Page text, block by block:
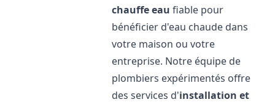
chauffe eau fiable pour
bénéficier d'eau chaude dans
votre maison ou votre
entreprise. Notre équipe de
plombiers expérimentés offre
des services d'installation et